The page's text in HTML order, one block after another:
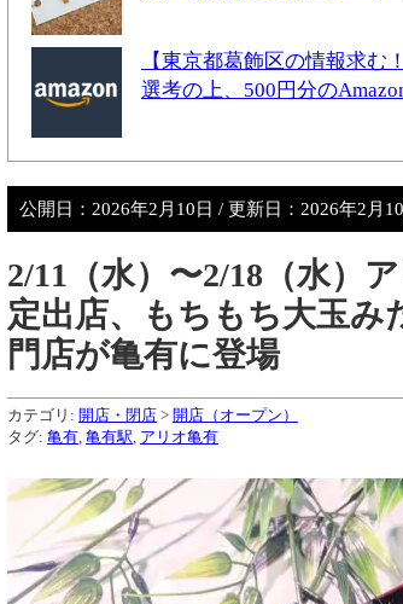
【東京都葛飾区の情報求
選考の上、500円分の
公開日： 2026年2月10日 / 更新日： 2026年2月
2/11（水）〜2/18（水）
定出店、もちもち大玉み
門店が亀有に登場
カテゴリ: 開店・閉店 > 開店（オープン）
タグ: 亀有 亀有駅 アリオ亀有